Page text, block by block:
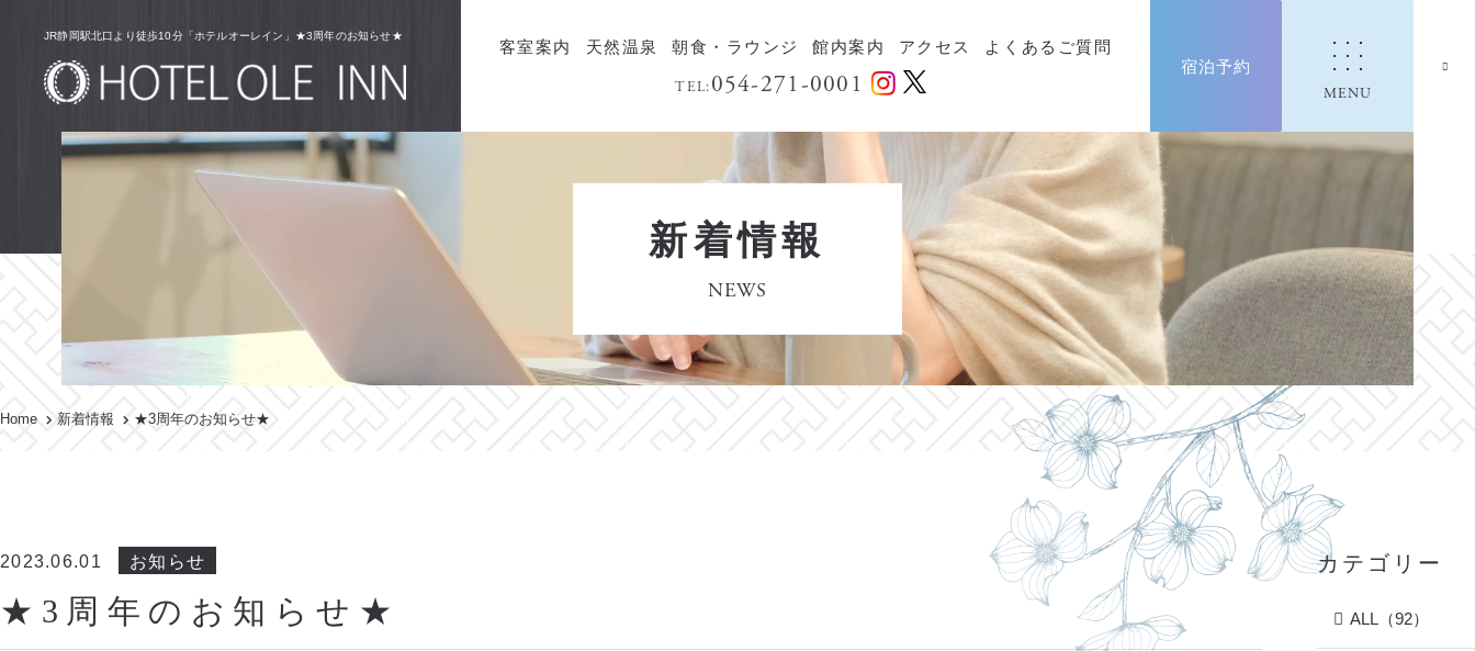
JR静岡駅北口より徒歩10分「ホテルオーレイン」★3周年のお知らせ★
客室案内 天然温泉 朝食・ラウンジ 館内案内 アクセス よくあるご質問
TEL:054-271-0001
宿泊予約
MENU
日本語
新着情報
NEWS
Home 新着情報 ★3周年のお知らせ★
2023.06.01 お知らせ
★3周年のお知らせ★
カテゴリー
ALL（92）